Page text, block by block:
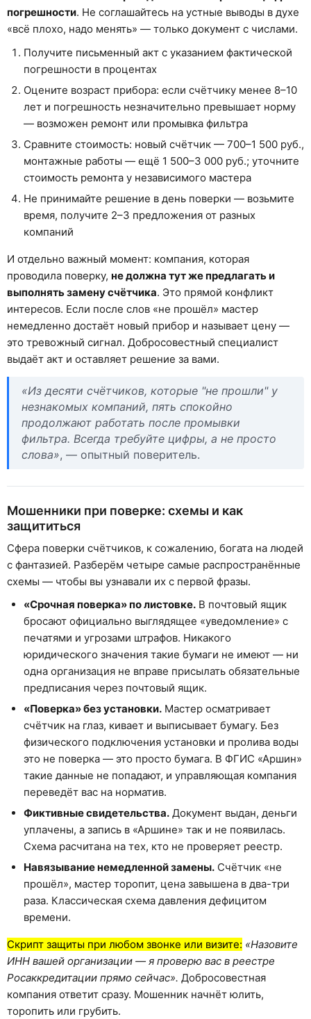
погрешности. Не соглашайтесь на устные выводы в духе
«всё плохо, надо менять» — только документ с числами.
Получите письменный акт с указанием фактической
погрешности в процентах
Оцените возраст прибора: если счётчику менее 8–10
лет и погрешность незначительно превышает норму
— возможен ремонт или промывка фильтра
Сравните стоимость: новый счётчик — 700–1 500 руб.,
монтажные работы — ещё 1 500–3 000 руб.; уточните
стоимость ремонта у независимого мастера
Не принимайте решение в день поверки — возьмите
время, получите 2–3 предложения от разных
компаний
И отдельно важный момент: компания, которая
проводила поверку, не должна тут же предлагать и
выполнять замену счётчика. Это прямой конфликт
интересов. Если после слов «не прошёл» мастер
немедленно достаёт новый прибор и называет цену —
это тревожный сигнал. Добросовестный специалист
выдаёт акт и оставляет решение за вами.
«Из десяти счётчиков, которые "не прошли" у
незнакомых компаний, пять спокойно
продолжают работать после промывки
фильтра. Всегда требуйте цифры, а не просто
слова», — опытный поверитель.
Мошенники при поверке: схемы и как
защититься
Сфера поверки счётчиков, к сожалению, богата на людей
с фантазией. Разберём четыре самые распространённые
схемы — чтобы вы узнавали их с первой фразы.
«Срочная поверка» по листовке. В почтовый ящик
бросают официально выглядящее «уведомление» с
печатями и угрозами штрафов. Никакого
юридического значения такие бумаги не имеют — ни
одна организация не вправе присылать обязательные
предписания через почтовый ящик.
«Поверка» без установки. Мастер осматривает
счётчик на глаз, кивает и выписывает бумагу. Без
физического подключения установки и пролива воды
это не поверка — это просто бумага. В ФГИС «Аршин»
такие данные не попадают, и управляющая компания
переведёт вас на норматив.
Фиктивные свидетельства. Документ выдан, деньги
уплачены, а запись в «Аршине» так и не появилась.
Схема расчитана на тех, кто не проверяет реестр.
Навязывание немедленной замены. Счётчик «не
прошёл», мастер торопит, цена завышена в два-три
раза. Классическая схема давления дефицитом
времени.
Скрипт защиты при любом звонке или визите: «Назовите
ИНН вашей организации — я проверю вас в реестре
Росаккредитации прямо сейчас». Добросовестная
компания ответит сразу. Мошенник начнёт юлить,
торопить или грубить.